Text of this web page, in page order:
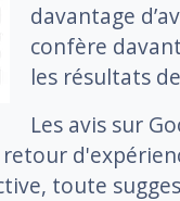
davantage
confère
les résultats
Les avis sur
toute